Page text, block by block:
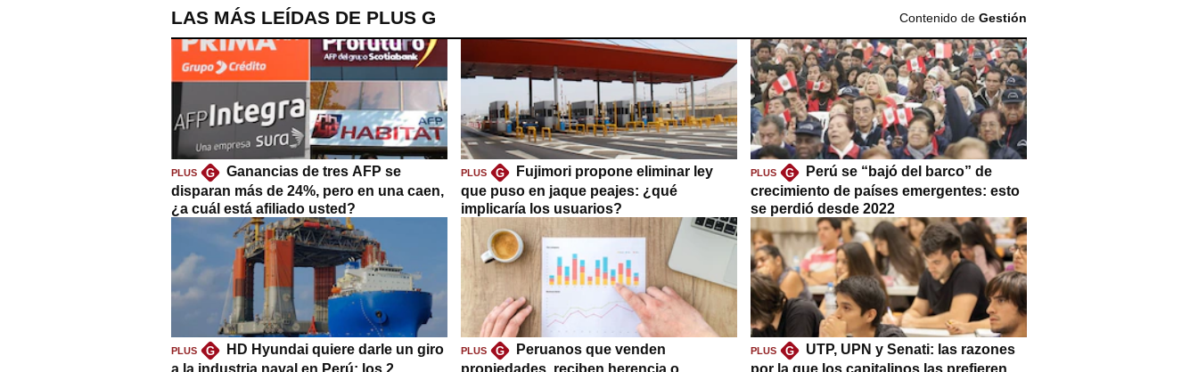
LAS MÁS LEÍDAS DE PLUS G Contenido de Gestión
PLUS G
Ganancias de tres AFP se
disparan más de 24%, pero en una caen,
¿a cuál está afiliado usted?
PLUS G
Fujimori propone eliminar ley
que puso en jaque peajes: ¿qué
implicaría los usuarios?
PLUS G
Perú se “bajó del barco” de
crecimiento de países emergentes: esto
se perdió desde 2022
PLUS G
HD Hyundai quiere darle un giro
a la industria naval en Perú: los 2
PLUS G
Peruanos que venden
propiedades, reciben herencia o
PLUS G
UTP, UPN y Senati: las razones
por la que los capitalinos las prefieren